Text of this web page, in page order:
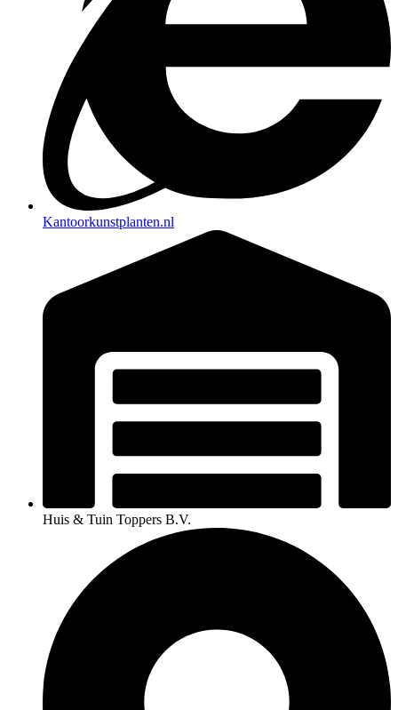
Kantoorkunstplanten.nl
Huis & Tuin Toppers B.V.